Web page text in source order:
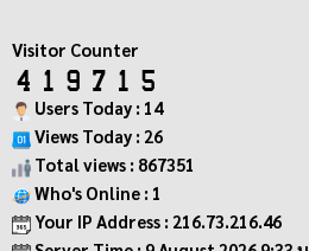
Visitor Counter
Users Today : 14
Views Today : 26
Total views : 867351
Who's Online : 1
Your IP Address : 216.73.216.46